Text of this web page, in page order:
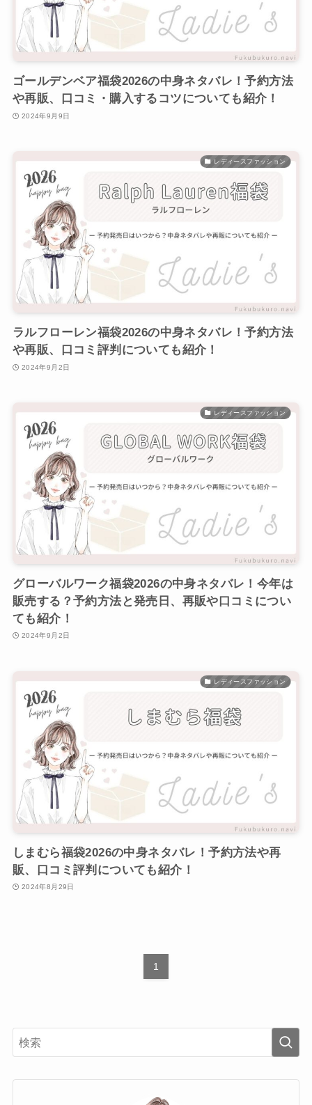
ゴールデンベア福袋2026の中身ネタバレ！予約方法
や再販、口コミ・購入するコツについても紹介！
2024年9月9日
レディースファッション
ラルフローレン福袋2026の中身ネタバレ！予約方法
や再販、口コミ評判についても紹介！
2024年9月2日
レディースファッション
グローバルワーク福袋2026の中身ネタバレ！今年は
販売する？予約方法と発売日、再販や口コミについ
ても紹介！
2024年9月2日
レディースファッション
しまむら福袋2026の中身ネタバレ！予約方法や再
販、口コミ評判についても紹介！
2024年8月29日
1